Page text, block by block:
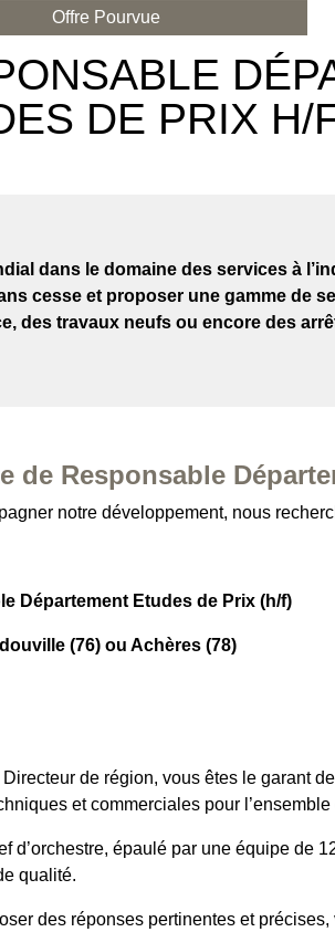
Offre Pourvue
DE PRIX H/
dans le domaine des services à
cesse et proposer une gamme de
des travaux neufs ou encore des
de Responsable
notre développement, nous
Département Etudes de Prix (h/f)
(76) ou Achères (78)
de région, vous êtes le garant
et commerciales pour
d’orchestre, épaulé par une équipe de
qualité.
des réponses pertinentes et